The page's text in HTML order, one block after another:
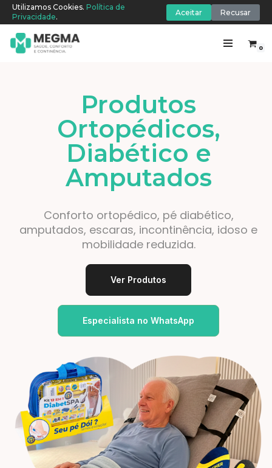
Pular
0
Produtos
Ortopédicos,
Diabético e
Amputados
Conforto ortopédico, pé diabético,
amputados, escaras, incontinência, idoso e
mobilidade reduzida.
Ver Produtos
Especialista no WhatsApp
Utilizamos Cookies. Política de
Privacidade. Aceitar Recusar